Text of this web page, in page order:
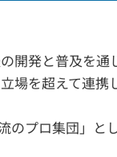
発と普及を
を超えて連
プロ集団」と